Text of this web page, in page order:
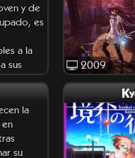
y de
es
a la
sus
2009
la
su